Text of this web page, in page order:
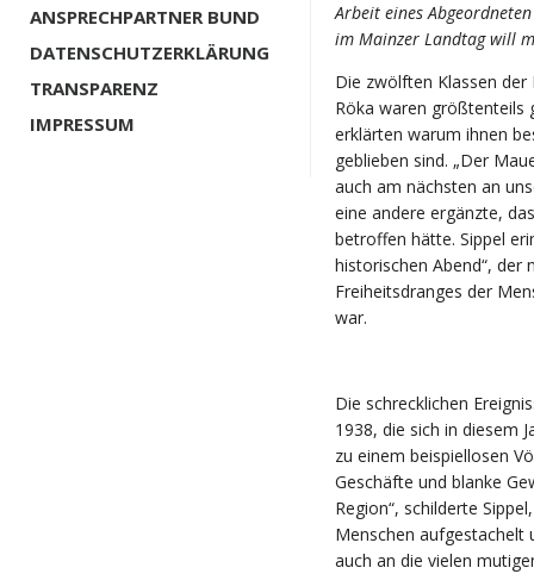
ANSPRECHPARTNER BUND
DATENSCHUTZERKLÄRUNG
TRANSPARENZ
IMPRESSUM
Arbeit eines
im Mainzer Landtag will
Die zwölften Klassen der
Röka waren größtenteils
erklärten warum ihnen
geblieben sind. „Der
auch am nächsten an
eine andere ergänzte,
betroffen hätte. Sippel
historischen Abend“, der
Freiheitsdranges der
war.
Die schrecklichen
1938, die sich in diesem
zu einem beispiellosen
Geschäfte und blanke
Region“, schilderte
Menschen aufgestachelt
auch an die vielen